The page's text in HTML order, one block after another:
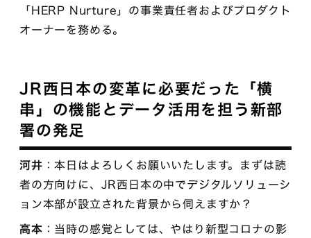
「HERP Nurture」の事業責任者およびプロダクト
オーナーを務める。
JR西日本の変革に必要だった「横
串」の機能とデータ活用を担う新部
署の発足
河井 ：本日はよろしくお願いいたします。まずは読
者の方向けに、JR西日本の中でデジタルソリューシ
ョン本部が設立された背景から伺えますか？
高本 ：当時の感覚としては、やはり新型コロナの影